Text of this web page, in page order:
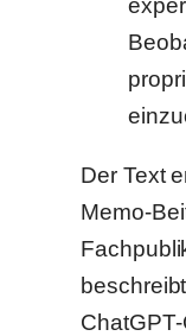
Der Text
Memo-